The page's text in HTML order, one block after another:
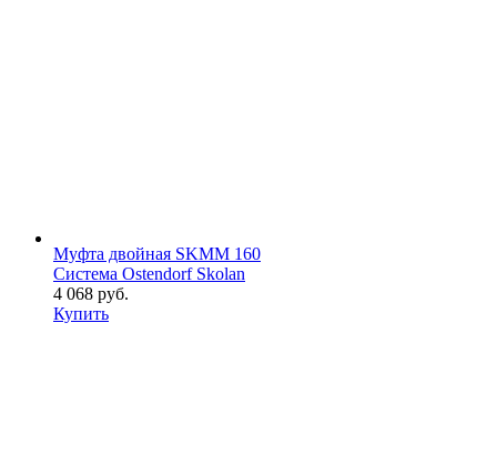
Муфта двойная SKMM 160
Система Ostendorf Skolan
4 068 руб.
Купить